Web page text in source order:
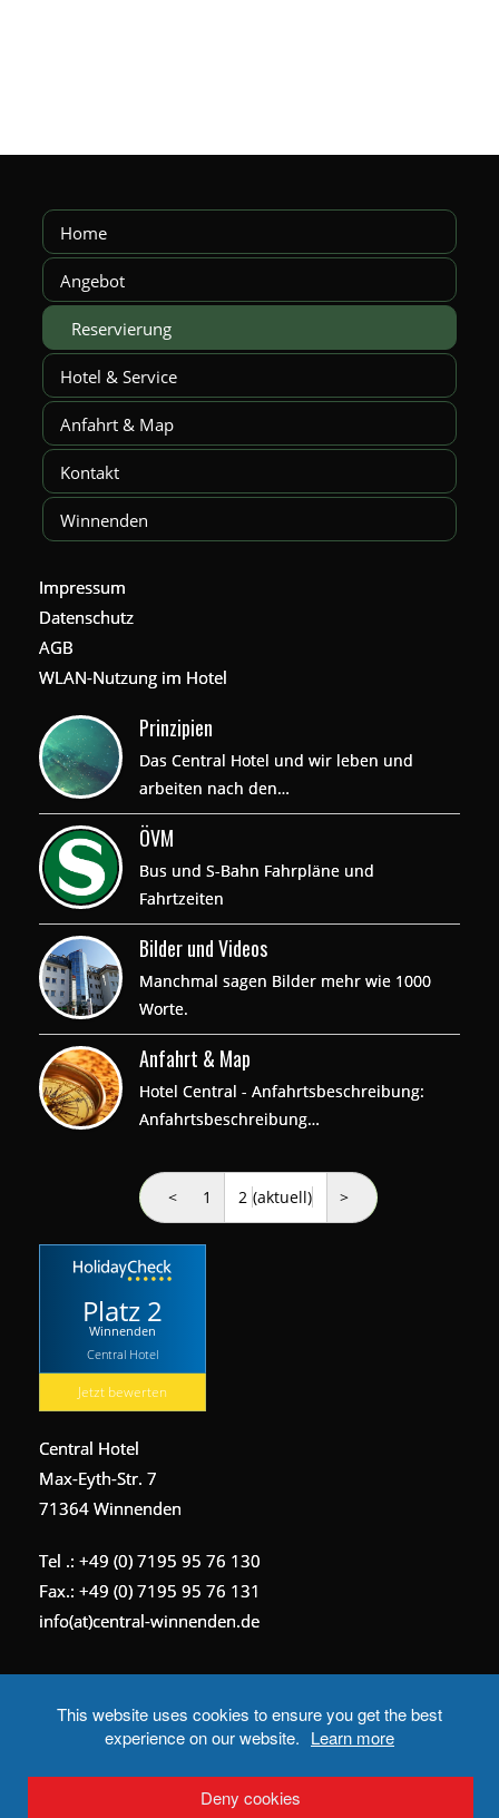
This website uses cookies to ensure you get the best
experience on our website. Learn more
Deny cookies
Home
Angebot
Reservierung
Hotel & Service
Anfahrt & Map
Kontakt
Winnenden
Impressum
Datenschutz
AGB
WLAN-Nutzung im Hotel
Prinzipien
Das Central Hotel und wir leben und
arbeiten nach den…
ÖVM
Bus und S-Bahn Fahrpläne und
Fahrtzeiten
Bilder und Videos
Manchmal sagen Bilder mehr wie 1000
Worte.
Anfahrt & Map
Hotel Central - Anfahrtsbeschreibung:
Anfahrtsbeschreibung…
< 1 2 (aktuell) >
Platz 2
Winnenden
Central Hotel
Jetzt bewerten
Central Hotel
Max-Eyth-Str. 7
71364 Winnenden
Tel .: +49 (0) 7195 95 76 130
Fax.: +49 (0) 7195 95 76 131
info(at)central-winnenden.de
© Central Hotel Winnenden 2022
Home Angebot
Reservierung
Anfahrt & Map